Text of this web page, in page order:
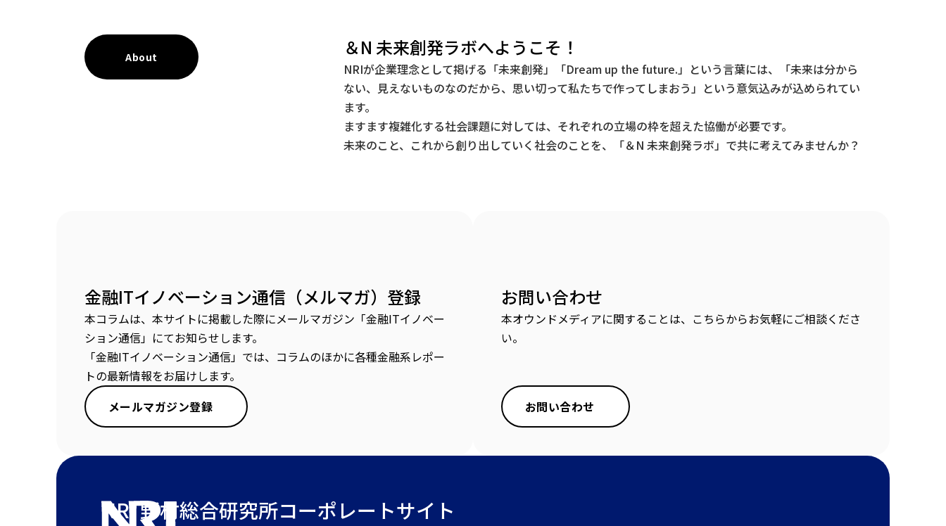
About ＆N 未来創発ラボへようこそ！
NRIが企業理念として掲げる「未来創発」「Dream up the future.」という言葉には、「未来は分から
ない、見えないものなのだから、思い切って私たちで作ってしまおう」という意気込みが込められてい
ます。
ますます複雑化する社会課題に対しては、それぞれの立場の枠を超えた協働が必要です。
未来のこと、これから創り出していく社会のことを、「＆N 未来創発ラボ」で共に考えてみませんか？
金融ITイノベーション通信（メルマガ）登録
本コラムは、本サイトに掲載した際にメールマガジン「金融ITイノベー
ション通信」にてお知らせします。
「金融ITイノベーション通信」では、コラムのほかに各種金融系レポー
トの最新情報をお届けします。
メールマガジン登録
お問い合わせ
本オウンドメディアに関することは、こちらからお気軽にご相談くださ
い。
お問い合わせ
NRI 野村総合研究所コーポレートサイト